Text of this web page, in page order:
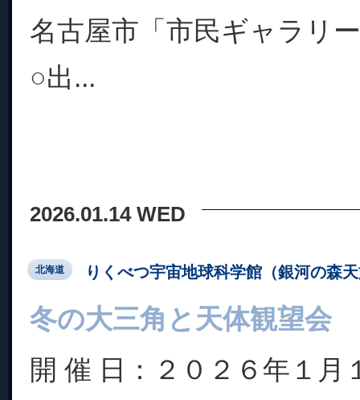
名古屋市「市民ギャラリ
○出...
2026.01.14 WED
北海道 りくべつ宇宙地球科学館（銀河の森
冬の大三角と天体観望会
開 催 日：２０２６年１月